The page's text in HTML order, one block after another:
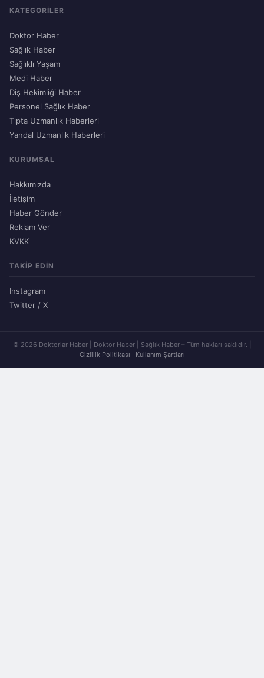
KATEGORILER
Doktor Haber
Sağlık Haber
Sağlıklı Yaşam
Medi Haber
Diş Hekimliği Haber
Personel Sağlık Haber
Tıpta Uzmanlık Haberleri
Yandal Uzmanlık Haberleri
KURUMSAL
Hakkımızda
İletişim
Haber Gönder
Reklam Ver
KVKK
TAKIP EDIN
Instagram
Twitter / X
© 2026 Doktorlar Haber | Doktor Haber | Sağlık Haber – Tüm hakları saklıdır. |
Gizlilik Politikası · Kullanım Şartları